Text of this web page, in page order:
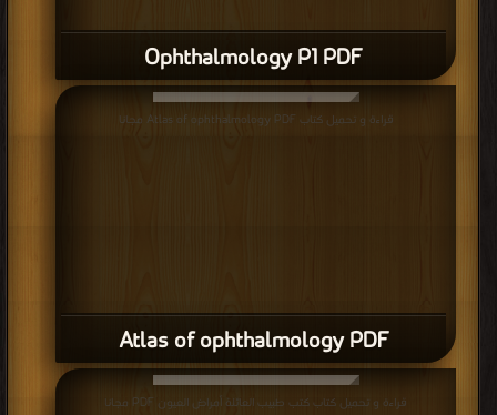
Ophthalmology P1 PDF
Atlas of ophthalmology PDF
قراءة و تحميل كتاب Atlas of ophthalmology PDF مجانا
قراءة و تحميل كتاب كتب طبيب العائلة أمراض العيون PDF مجانا